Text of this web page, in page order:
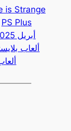
is Strange
PS Plus
أبريل 2025
ألعاب